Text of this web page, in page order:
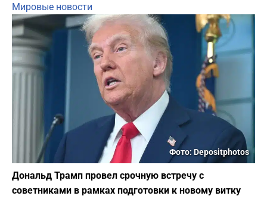
Мировые новости
Фото: Depositphotos
Дональд Трамп провел срочную встречу с
советниками в рамках подготовки к новому витку